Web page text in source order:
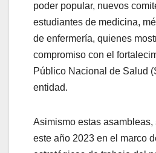
poder popular, nuevos
estudiantes de medicina,
de enfermería, quienes
compromiso con el
Público Nacional de Salud
entidad.
Asimismo estas asambleas,
este año 2023 en el marco